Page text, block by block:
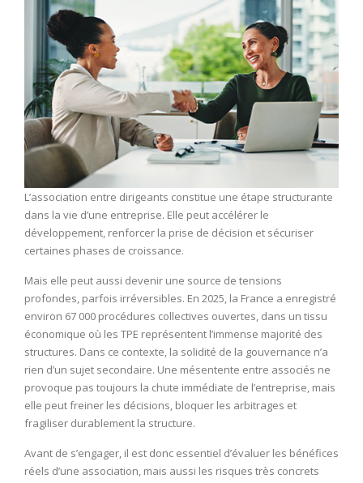
L’association entre dirigeants constitue une étape structurante
dans la vie d’une entreprise. Elle peut accélérer le
développement, renforcer la prise de décision et sécuriser
certaines phases de croissance.
Mais elle peut aussi devenir une source de tensions
profondes, parfois irréversibles. En 2025, la France a enregistré
environ 67 000 procédures collectives ouvertes, dans un tissu
économique où les TPE représentent l’immense majorité des
structures. Dans ce contexte, la solidité de la gouvernance n’a
rien d’un sujet secondaire. Une mésentente entre associés ne
provoque pas toujours la chute immédiate de l’entreprise, mais
elle peut freiner les décisions, bloquer les arbitrages et
fragiliser durablement la structure.
Avant de s’engager, il est donc essentiel d’évaluer les bénéfices
réels d’une association, mais aussi les risques très concrets